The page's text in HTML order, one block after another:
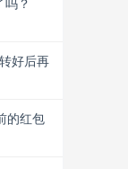
吗？
好后再
的红包